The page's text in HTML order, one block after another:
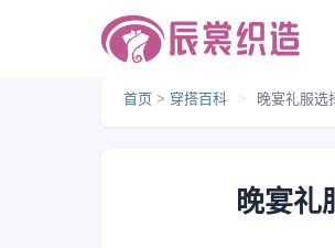
首页 > 穿搭百科 > 晚宴礼服选
晚宴礼